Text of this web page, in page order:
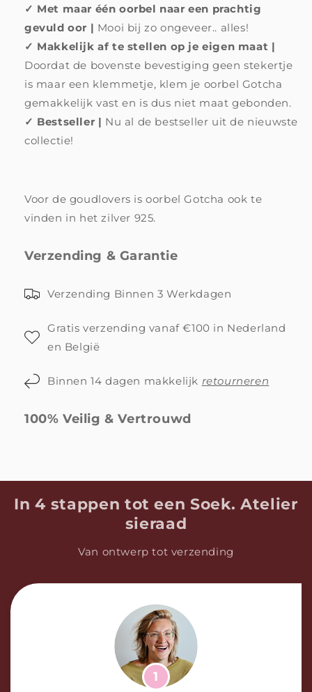
✓ Met maar één oorbel naar een prachtig
gevuld oor | Mooi bij zo ongeveer.. alles!
✓ Makkelijk af te stellen op je eigen maat |
Doordat de bovenste bevestiging geen stekertje
is maar een klemmetje, klem je oorbel Gotcha
gemakkelijk vast en is dus niet maat gebonden.
✓ Bestseller | Nu al de bestseller uit de nieuwste
collectie!
Voor de goudlovers is oorbel Gotcha ook te
vinden in het zilver 925.
Verzending & Garantie
Verzending Binnen 3 Werkdagen
Gratis verzending vanaf €100 in Nederland
en België
Binnen 14 dagen makkelijk retourneren
100% Veilig & Vertrouwd
In 4 stappen tot een Soek. Atelier
sieraad
Van ontwerp tot verzending
1